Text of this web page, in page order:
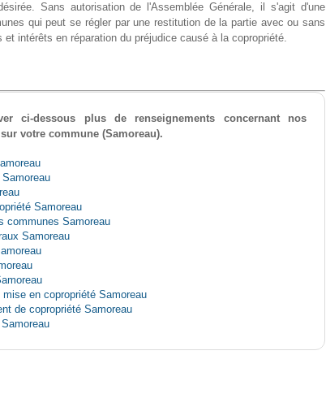
Sans autorisation de l'Assemblée Générale, il s'agit d'une
qui peut se régler par une restitution de la partie avec ou sans
intérêts en réparation du préjudice causé à la copropriété.
ci-dessous plus de renseignements concernant nos
votre commune (Samoreau).
Samoreau
communes Samoreau
Samoreau
en copropriété Samoreau
de copropriété Samoreau